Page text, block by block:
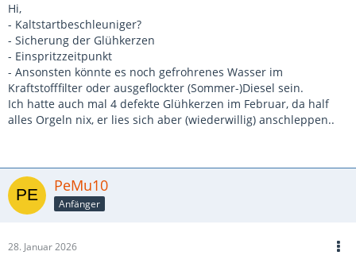
Hi,
- Kaltstartbeschleuniger?
- Sicherung der Glühkerzen
- Einspritzzeitpunkt
- Ansonsten könnte es noch gefrohrenes Wasser im
Kraftstofffilter oder ausgeflockter (Sommer-)Diesel sein.
Ich hatte auch mal 4 defekte Glühkerzen im Februar, da half
alles Orgeln nix, er lies sich aber (wiederwillig) anschleppen..
PeMu10
Anfänger
28. Januar 2026